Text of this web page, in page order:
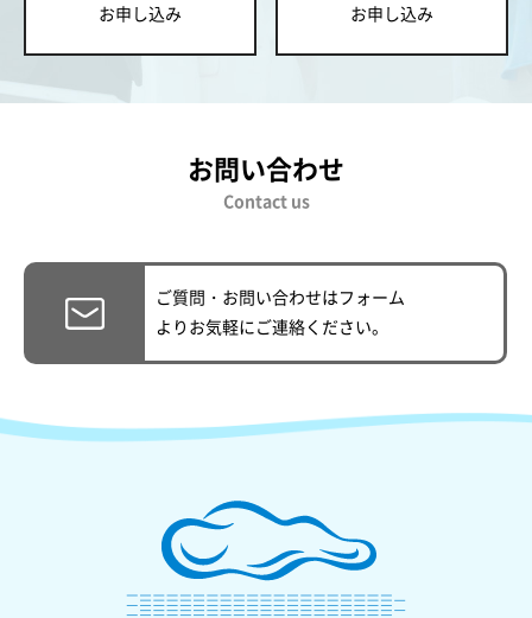
お申し込み
お申し込み
お問い合わせ
Contact us
ご質問・お問い合わせはフォーム
より お気軽にご連絡ください。